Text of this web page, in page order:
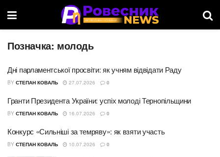
Позначка: молодь
Дні парламентської просвіти: як учням відвідати Раду
BY СТЕПАН КОВАЛЬ 27.07.2026 0
Гранти Президента України: успіх молоді Тернопільщини
BY СТЕПАН КОВАЛЬ 16.07.2026 0
Конкурс «Сильніші за темряву»: як взяти участь
BY СТЕПАН КОВАЛЬ 10.07.2026 0